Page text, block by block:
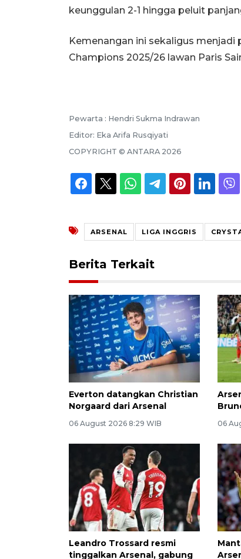
keunggulan 2-1 hingga peluit
Kemenangan ini sekaligus
Champions 2025/26 lawan Paris
Pewarta : Hendri Sukma Indrawan
Editor: Eka Arifa Rusqiyati
COPYRIGHT © ANTARA 2026
ARSENAL LIGA INGGRIS
Berita Terkait
Everton datangkan Christian
Norgaard dari Arsenal
06 August 2026 8:29 WIB 06
Leandro Trossard resmi
tinggalkan Arsenal, gabung